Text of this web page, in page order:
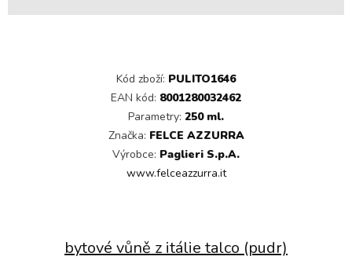
Kód zboží: PULITO1646
EAN kód: 8001280032462
Parametry: 250 ml.
Značka: FELCE AZZURRA
Výrobce: Paglieri S.p.A.
www.felceazzurra.it
bytové vůně z itálie talco (pudr)